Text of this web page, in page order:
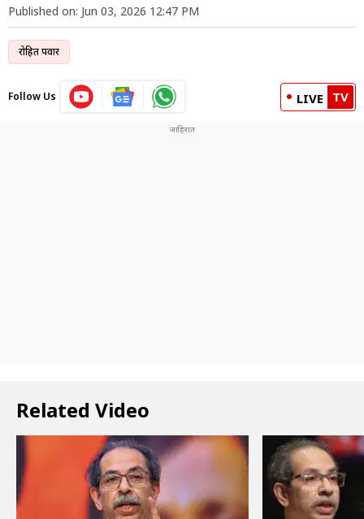
Published on: Jun 03, 2026 12:47 PM
रोहित पवार
Follow Us LIVE TV
Related Video